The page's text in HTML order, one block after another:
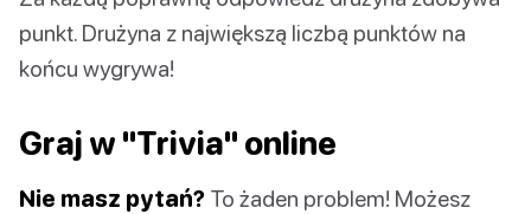
punkt. Drużyna z największą liczbą punktów na
końcu wygrywa!
Graj w "Trivia" online
Nie masz pytań? To żaden problem! Możesz